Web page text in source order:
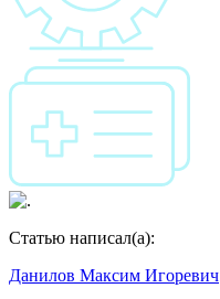
Статью написал(а):
Данилов Максим Игоревич